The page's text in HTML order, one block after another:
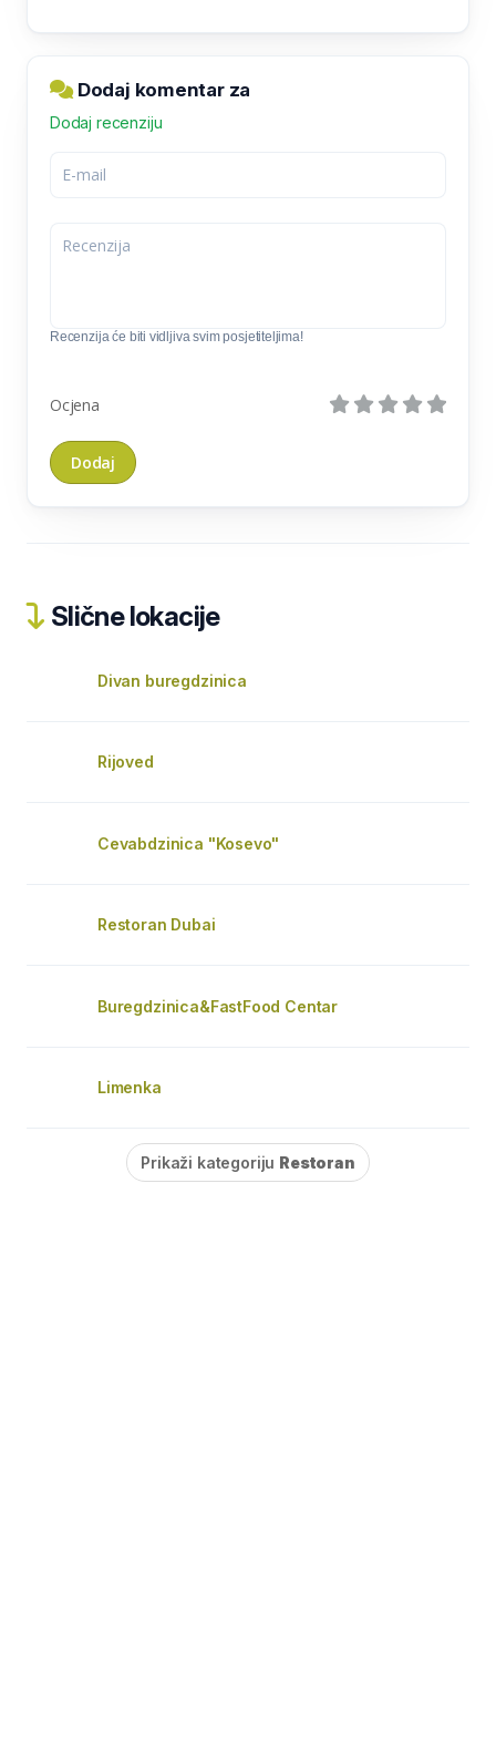
Dodaj komentar za
Dodaj recenziju
Recenzija će biti vidljiva svim posjetiteljima!
Ocjena
Slične lokacije
Divan buregdzinica
Rijoved
Cevabdzinica "Kosevo"
Restoran Dubai
Buregdzinica&FastFood Centar
Limenka
Prikaži kategoriju Restoran